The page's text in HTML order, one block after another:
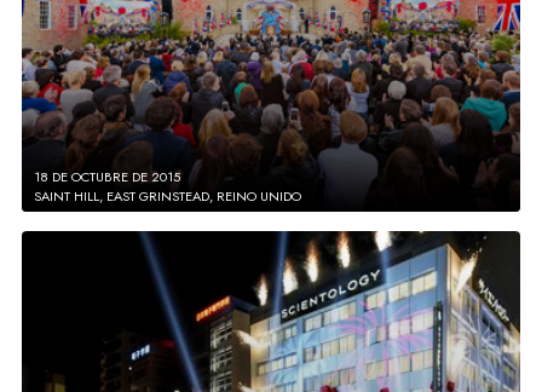
18 DE OCTUBRE DE 2015
SAINT HILL, EAST GRINSTEAD, REINO UNIDO